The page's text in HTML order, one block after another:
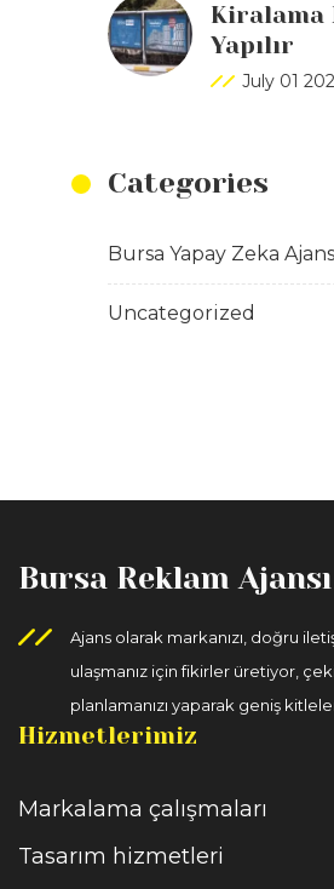
Kiralama
Yapılır
July 01
Categories
Bursa Yapay Zeka
Uncategorized
Bursa Reklam Ajansı
Ajans olarak markanızı, doğru
ulaşmanız için fikirler üretiyor,
planlamanızı yaparak geniş
Hizmetlerimiz
Markalama çalışmaları
Tasarım hizmetleri